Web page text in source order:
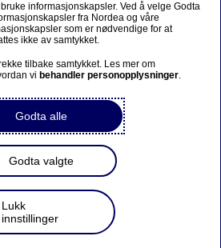
i et usikkert
Meld deg på
Outlook-
Nordea Economic Outlook
webinaret med sjeføkonomen
informasjonskapsler. Ved å velge Godta
fra Nordea og våre
som er nødvendige for at
ikke av samtykket.
tilbake samtykket. Les mer om
vi behandler personopplysninger.
Godta alle
Godta valgte
Lukk
innstillinger